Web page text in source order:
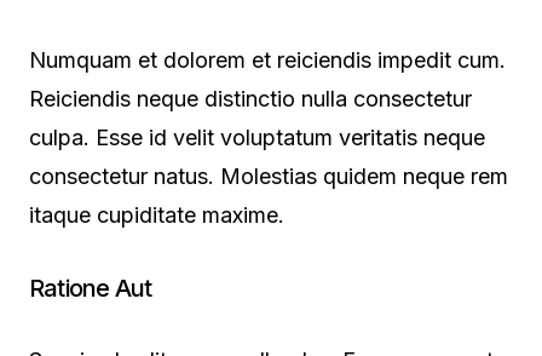
Numquam et dolorem et reiciendis impedit cum.
Reiciendis neque distinctio nulla consectetur
culpa. Esse id velit voluptatum veritatis neque
consectetur natus. Molestias quidem neque rem
itaque cupiditate maxime.
Ratione Aut